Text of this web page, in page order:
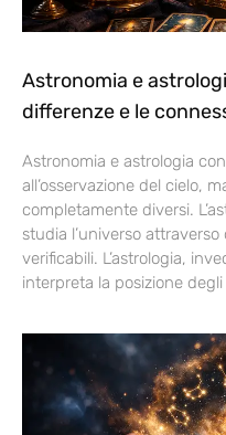
Astronomia e
differenze e le
Astronomia e astrologia
all’osservazione del cielo,
completamente diversi.
studia l’universo
verificabili. L’astrologia,
interpreta la posizione degli